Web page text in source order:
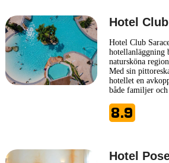
Hotel
Hotel Club
hotellanläggning
natursköna
Med sin
hotellet en
både familjer
präglas av en
italiensk stil och
8.9
Hotel